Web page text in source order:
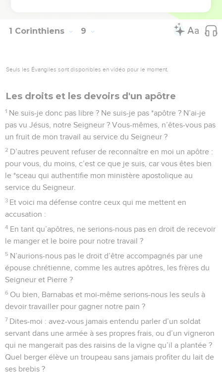
1 Corinthiens 9
Seuls les Évangiles sont disponibles en vidéo pour le moment.
Les droits et les devoirs d'un apôtre
1 Ne suis-je donc pas libre ? Ne suis-je pas *apôtre ? N’ai-je
pas vu Jésus, notre Seigneur ? Vous-mêmes, n’êtes-vous pas
un fruit de mon travail au service du Seigneur ?
2 D’autres peuvent refuser de reconnaître en moi un apôtre :
pour vous, du moins, c’est ce que je suis, car vous êtes bien
le *sceau qui authentifie mon ministère apostolique au
service du Seigneur.
3 Et voici ma défense contre ceux qui me mettent en
accusation :
4 En tant qu’apôtres, ne serions-nous pas en droit de recevoir
le manger et le boire pour notre travail ?
5 N’aurions-nous pas le droit d’être accompagnés par une
épouse chrétienne, comme les autres apôtres, les frères du
Seigneur et Pierre ?
6 Ou bien, Barnabas et moi-même serions-nous les seuls à
devoir travailler pour gagner notre pain ?
7 Dites-moi : avez-vous jamais entendu parler d’un soldat
servant dans une armée à ses propres frais, ou d’un vigneron
qui ne mangerait pas des raisins de la vigne qu’il a plantée ?
Quel berger élève un troupeau sans jamais profiter du lait de
ses brebis ?